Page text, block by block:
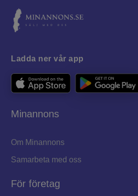
Ladda ner vår app
Minannons
Om Minannons
Samarbeta med oss
För företag